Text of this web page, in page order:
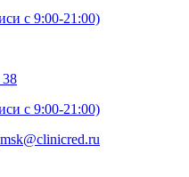
с 9:00-21:00)
с 9:00-21:00)
msk@clinicred.ru